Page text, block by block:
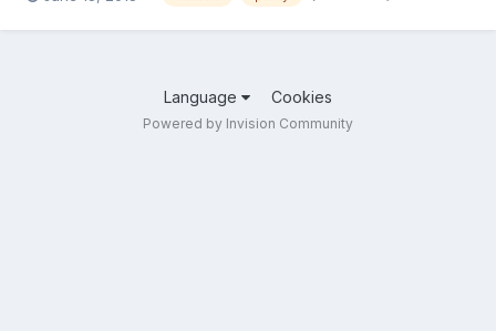
Language Cookies
Powered by Invision Community